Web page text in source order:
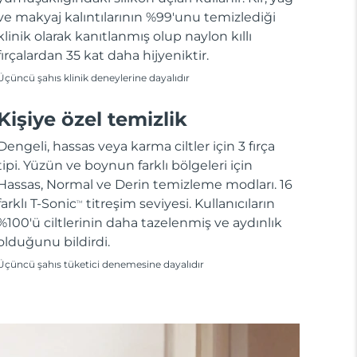
makyaj kalıntılarının %99'unu temizlediği
olarak kanıtlanmış olup naylon kıllı
35 kat daha hijyeniktir.
şahıs klinik deneylerine dayalıdır
özel temizlik
hassas veya karma ciltler için 3 fırça
Yüzün ve boynun farklı bölgeleri için
Normal ve Derin temizleme modları. 16
T-SonicTM
titreşim seviyesi. Kullanıcıların
ciltlerinin daha tazelenmiş ve aydınlık
bildirdi.
şahıs tüketici denemesine dayalıdır